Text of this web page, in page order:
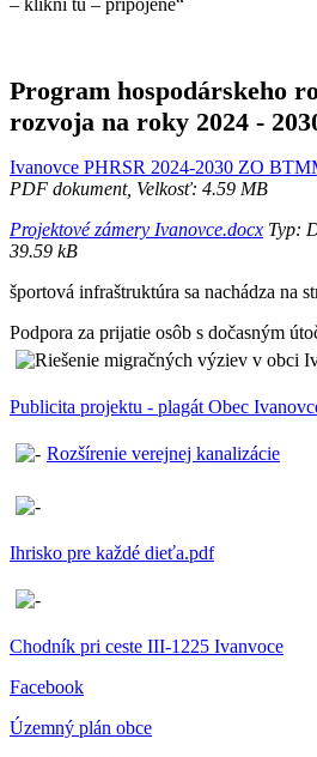
– klikni tu – pripojené“
Program hospodárskeho
rozvoja na roky 2024 -
Ivanovce PHRSR 2024-2030 ZO
PDF dokument, Velkosť: 4.59 MB
Projektové zámery Ivanovce.docx Typ:
39.59 kB
športová infraštruktúra sa nachádza na
Podpora za prijatie osôb s dočasným
Publicita projektu - plagát Obec
Rozšírenie verejnej kanalizácie
Ihrisko pre každé dieťa.pdf
Chodník pri ceste III-1225 Ivanvoce
Facebook
Územný plán obce